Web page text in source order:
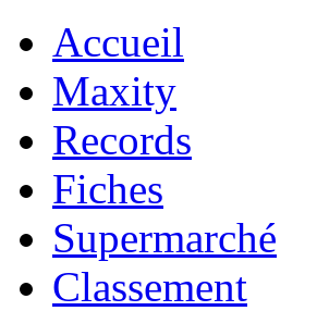
Accueil
Maxity
Records
Fiches
Supermarché
Classement